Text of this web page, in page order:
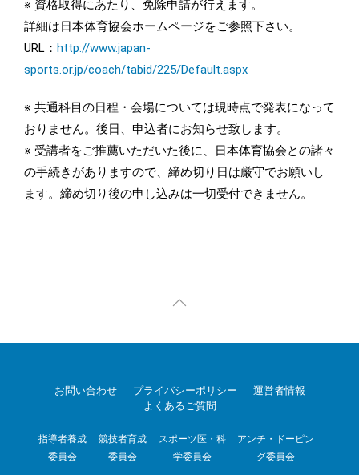
※ 資格取得にあたり、免除申請が行えます。
詳細は日本体育協会ホームページをご参照下さい。
URL： http://www.japan-
sports.or.jp/coach/tabid/225/Default.aspx
※ 共通科目の日程・会場については現時点で発表になって
おりません。後日、申込者にお知らせ致します。
※ 受講者をご推薦いただいた後に、日本体育協会との諸々
の手続きがありますので、締め切り日は厳守でお願いし
ます。締め切り後の申し込みは一切受付できません。
お問い合わせ プライバシーポリシー
運営者情報
よくあるご質問
指導者養成
委員会
競技者育成
委員会
スポーツ医・科
学委員会
アンチ・ドーピン
グ委員会